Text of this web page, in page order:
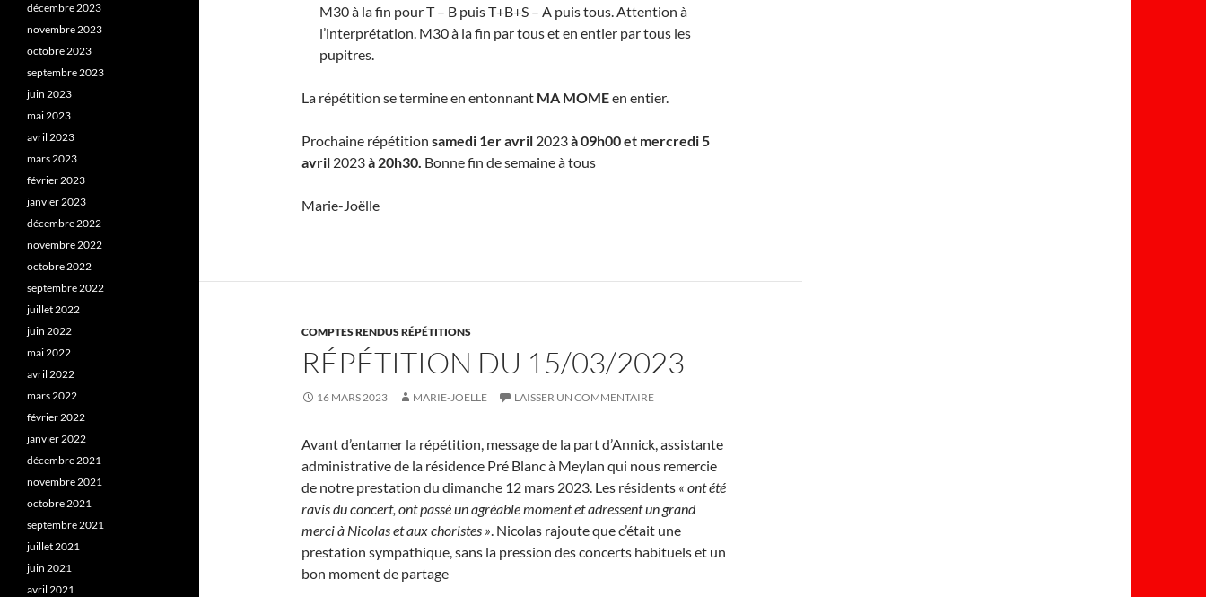
M30 à la fin pour T – B puis T+B+S – A puis tous. Attention à
l’interprétation. M30 à la fin par tous et en entier par tous les
pupitres.
La répétition se termine en entonnant MA MOMEen entier.
Prochaine répétition samedi 1er avril 2023à 09h00 et mercredi 5
avril 2023à 20h30. Bonne fin de semaine à tous
Marie-Joëlle
COMPTES RENDUS RÉPÉTITIONS
RÉPÉTITION DU 15/03/2023
16 MARS 2023 MARIE-JOELLE LAISSER UN COMMENTAIRE
Avant d’entamer la répétition, message de la part d’Annick, assistante
administrative de la résidence Pré Blanc à Meylan qui nous remercie
de notre prestation du dimanche 12 mars 2023. Les résidents « ont été
ravis du concert, ont passé un agréable moment et adressent un grand
merci à Nicolas et aux choristes ». Nicolas rajoute que c’était une
prestation sympathique, sans la pression des concerts habituels et un
bon moment de partage
décembre 2023
novembre 2023
octobre 2023
septembre 2023
juin 2023
mai 2023
avril 2023
mars 2023
février 2023
janvier 2023
décembre 2022
novembre 2022
octobre 2022
septembre 2022
juillet 2022
juin 2022
mai 2022
avril 2022
mars 2022
février 2022
janvier 2022
décembre 2021
novembre 2021
octobre 2021
septembre 2021
juillet 2021
juin 2021
avril 2021